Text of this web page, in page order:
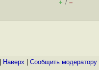
+ / –
Наверх Cообщить модератору